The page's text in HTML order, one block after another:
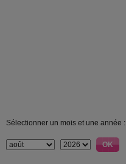
Sélectionner un mois et une année :